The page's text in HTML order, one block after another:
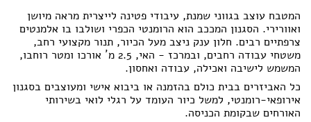
המטבח עוצב בגווני שמנת, עיבודי פטינה לייצרית מראה מיושן
ואוורירי. הסגנון המככב הוא הרומנטי הכפרי ושולבו בו אלמנטים
צרפתיים רבים. חלון ענק ניצב מעל הכיור, תנור מקצועי רחב,
משטחי עבודה רחבים, ובמרכז - האי, 2.5 מ´ אורכו ומטר רוחבו,
המשמש לישיבה ואכילה, עבודה ואחסון.
כל האביזרים בבית כולם בהזמנה או ביבוא אישי ומעוצבים בסגנון
אירופאי-רומנטי, למשל כיור העומד על רגלי לואי בשירותי
האורחים שבקומת הכניסה.